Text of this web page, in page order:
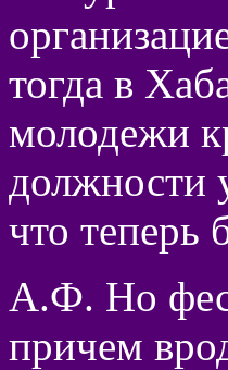
тогда в
молодежи
должности
что теперь
А.Ф. Но
причем